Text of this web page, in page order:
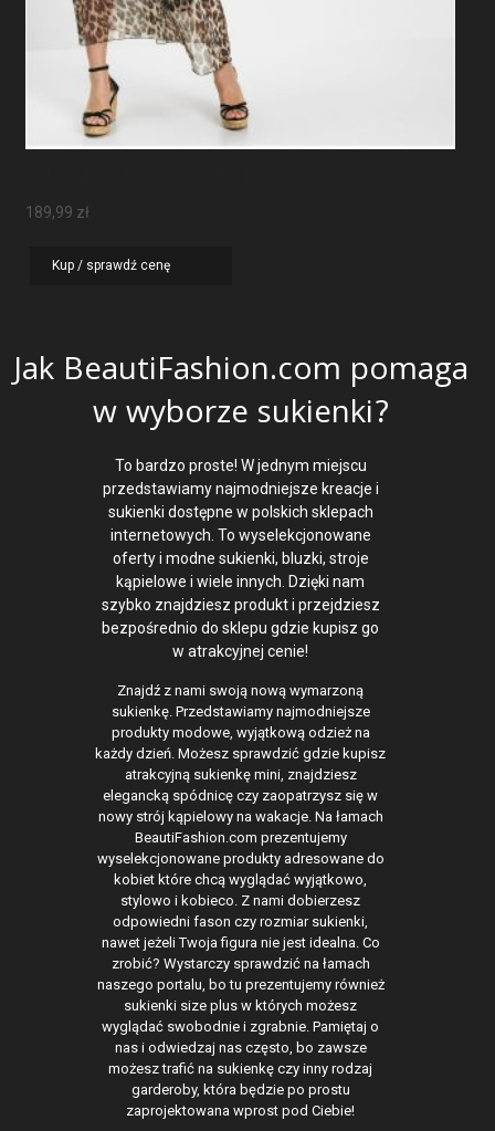
189,99 zł
Kup / sprawdź cenę
Jak BeautiFashion.com pomaga
w wyborze sukienki?
To bardzo proste! W jednym miejscu
przedstawiamy najmodniejsze kreacje i
sukienki dostępne w polskich sklepach
internetowych. To wyselekcjonowane
oferty i modne sukienki, bluzki, stroje
kąpielowe i wiele innych. Dzięki nam
szybko znajdziesz produkt i przejdziesz
bezpośrednio do sklepu gdzie kupisz go
w atrakcyjnej cenie!
Znajdź z nami swoją nową wymarzoną
sukienkę. Przedstawiamy najmodniejsze
produkty modowe, wyjątkową odzież na
każdy dzień. Możesz sprawdzić gdzie kupisz
atrakcyjną sukienkę mini, znajdziesz
elegancką spódnicę czy zaopatrzysz się w
nowy strój kąpielowy na wakacje. Na łamach
BeautiFashion.com prezentujemy
wyselekcjonowane produkty adresowane do
kobiet które chcą wyglądać wyjątkowo,
stylowo i kobieco. Z nami dobierzesz
odpowiedni fason czy rozmiar sukienki,
nawet jeżeli Twoja figura nie jest idealna. Co
zrobić? Wystarczy sprawdzić na łamach
naszego portalu, bo tu prezentujemy również
sukienki size plus w których możesz
wyglądać swobodnie i zgrabnie. Pamiętaj o
nas i odwiedzaj nas często, bo zawsze
możesz trafić na sukienkę czy inny rodzaj
garderoby, która będzie po prostu
zaprojektowana wprost pod Ciebie!